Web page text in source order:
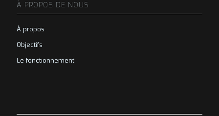
À PROPOS DE NOUS
À propos
Objectifs
Le fonctionnement